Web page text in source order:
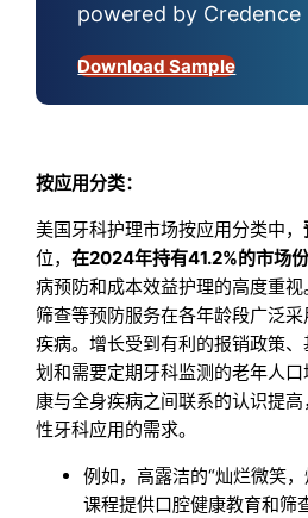
powered by Credence
Download Sample
按应用分类：
美国牙科护理市场按应用分类中，
位，在2024年持有41.2%的市场
病预防和成本效益护理的高度重
筛查等预防服务在各年龄段广泛
疾病。增长受到有利的报销政策
划和需要定期牙科监测的老年人
康与全身疾病之间联系的认识提
性牙科应用的需求。
例如，高露洁的“灿烂微笑
课程提供口腔健康教育和筛